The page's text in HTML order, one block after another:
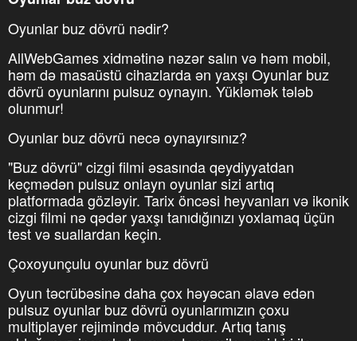
Oyunlar buz dövrü nədir?
AllWebGames xidmətinə nəzər salın və həm mobil,
həm də masaüstü cihazlarda ən yaxşı Oyunlar buz
dövrü oyunlarını pulsuz oynayın. Yükləmək tələb
olunmur!
Oyunlar buz dövrü necə oynayırsınız?
"Buz dövrü" cizgi filmi əsasında qeydiyyatdan
keçmədən pulsuz onlayn oyunlar sizi artıq
platformada gözləyir. Tarix öncəsi heyvanları və ikonik
cizgi filmi nə qədər yaxşı tanıdığınızı yoxlamaq üçün
test və suallardan keçin.
Çoxoyunçulu oyunlar buz dövrü
Oyun təcrübəsinə daha çox həyəcan əlavə edən
pulsuz oyunlar buz dövrü oyunlarımızın çoxu
multiplayer rejimində mövcuddur. Artıq tanış